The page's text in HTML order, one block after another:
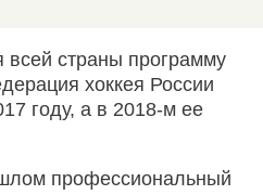
страны программу
хоккея России
году, а в 2018-м ее
профессиональный